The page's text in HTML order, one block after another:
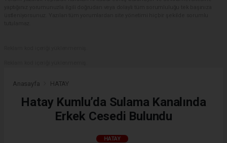
Anasayfa HATAY
Hatay Kumlu’da Sulama Kanalında
Erkek Cesedi Bulundu
HATAY